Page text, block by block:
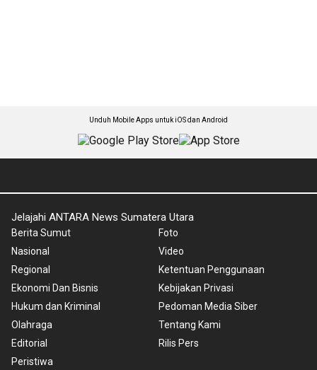
Unduh Mobile Apps untuk iOS dan Android
Jelajahi ANTARA News Sumatera Utara
Berita Sumut
Nasional
Regional
Ekonomi Dan Bisnis
Hukum dan Kriminal
Olahraga
Editorial
Peristiwa
Foto
Video
Ketentuan Penggunaan
Kebijakan Privasi
Pedoman Media Siber
Tentang Kami
Rilis Pers